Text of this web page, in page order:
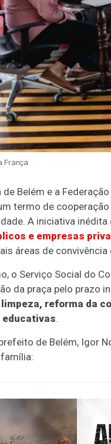
França
Belém e a
termo de
A iniciativa
e empresas
áreas de convivência
o Serviço Social do
da praça pelo prazo
reforma da
.
de Belém, Igor